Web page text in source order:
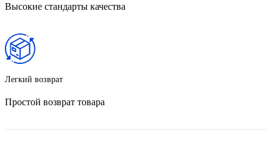
Высокие стандарты качества
Легкий возврат
Простой возврат товара